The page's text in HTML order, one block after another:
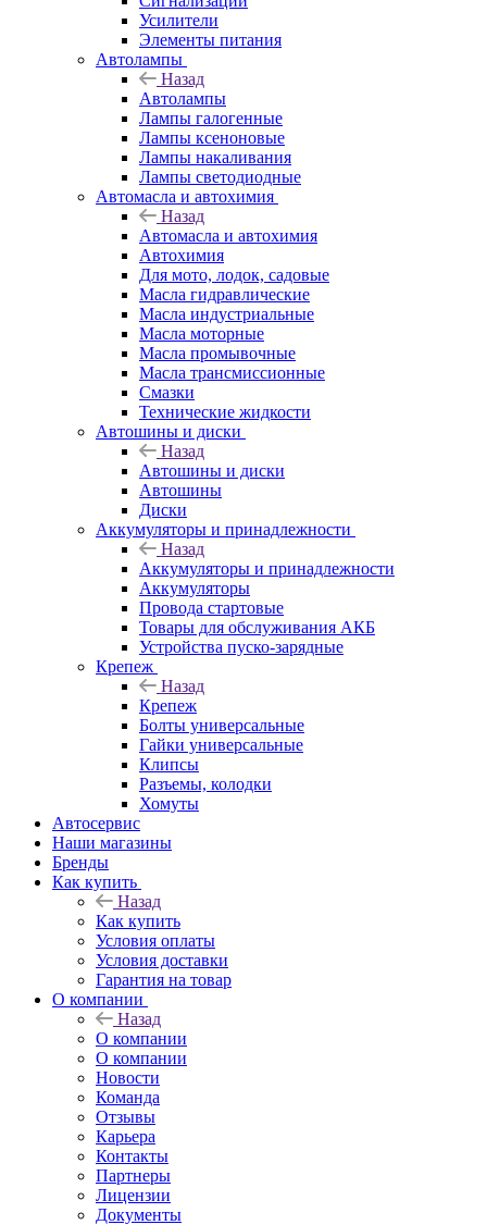
Усилители
Элементы питания
Автолампы
Назад
Автолампы
Лампы галогенные
Лампы ксеноновые
Лампы накаливания
Лампы светодиодные
Автомасла и автохимия
Назад
Автомасла и автохимия
Автохимия
Для мото, лодок, садовые
Масла гидравлические
Масла индустриальные
Масла моторные
Масла промывочные
Масла трансмиссионные
Смазки
Технические жидкости
Автошины и диски
Назад
Автошины и диски
Автошины
Диски
Аккумуляторы и принадлежности
Назад
Аккумуляторы и принадлежности
Аккумуляторы
Провода стартовые
Товары для обслуживания АКБ
Устройства пуско-зарядные
Крепеж
Назад
Крепеж
Болты универсальные
Гайки универсальные
Клипсы
Разъемы, колодки
Хомуты
Автосервис
Наши магазины
Бренды
Как купить
Назад
Как купить
Условия оплаты
Условия доставки
Гарантия на товар
О компании
Назад
О компании
О компании
Новости
Команда
Отзывы
Карьера
Контакты
Партнеры
Лицензии
Документы